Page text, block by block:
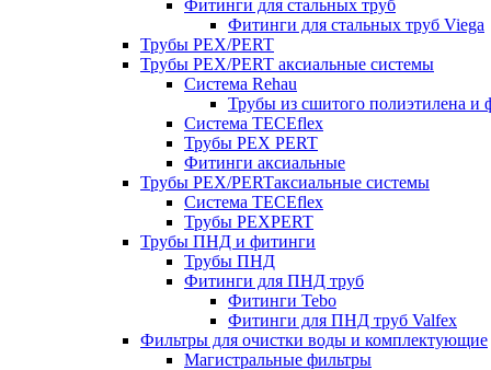
Фитинги для стальных труб
Фитинги для стальных труб Viega
Трубы PEX/PERT
Трубы PEX/PERT аксиальные системы
Система Rehau
Трубы из сшитого полиэтилена и
Система TECEflex
Трубы PEX PERT
Фитинги аксиальные
Трубы PEX/PERTаксиальные системы
Система TECEflex
Трубы PEXPERT
Трубы ПНД и фитинги
Трубы ПНД
Фитинги для ПНД труб
Фитинги Tebo
Фитинги для ПНД труб Valfex
Фильтры для очистки воды и комплектующие
Магистральные фильтры